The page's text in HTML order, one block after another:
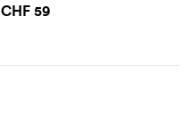
CHF 59